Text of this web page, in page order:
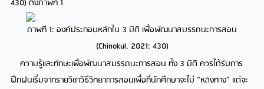
430) ดังภาพที่ 1
ภาพที 1: องค์ประกอบหลักใน 3 มิติ เพื่อพัฒนาสมรรถนะการสอน
(Chinokul, 2021: 430)
ความรู้และทักษะเพื่อพัฒนาสมรรถนะการสอน ทั้ง 3 มิติ ควรได้รับการ
ฝึกฝนเริ่มจากรายวิชาวิธึวิทยาการสอนเพื่อที่นักศึกษาจะไม่ “หลงทาง” แต่จะ